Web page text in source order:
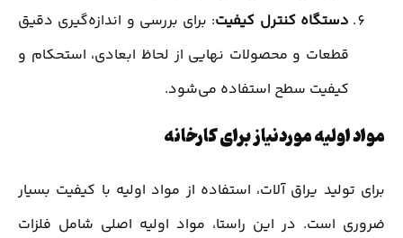
دستگاه کنترل کیفیت: برای بررسی و اندازه‌گیری دقیق
قطعات و محصولات نهایی از لحاظ ابعادی، استحکام و
کیفیت سطح استفاده می‌شود.
مواد اولیه موردنیاز برای کارخانه
برای تولید یراق آلات، استفاده از مواد اولیه با کیفیت بسیار
ضروری است. در این راستا، مواد اولیه اصلی شامل فلزات